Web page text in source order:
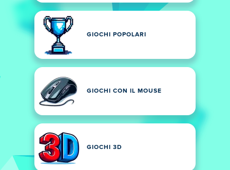
GIOCHI POPOLARI
GIOCHI CON IL MOUSE
GIOCHI 3D